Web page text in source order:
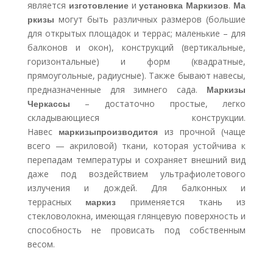
является изготовлениеиустановка Маркизов. Ма
ркизы могут быть различных размеров (большие
для открытых площадок и террас; маленькие – для
балконов и окон), конструкций (вертикальные,
горизонтальные) и форм (квадратные,
прямоугольные, радиусные). Также бывают навесы,
предназначенные для зимнего сада. Маркизы
Черкассы – достаточно простые, легко
складывающиеся конструкции.
Навес маркизыпроизводится из прочной (чаще
всего — акриловой) ткани, которая устойчива к
перепадам температуры и сохраняет внешний вид
даже под воздействием ультрафиолетового
излучения и дождей. Для балконных и
террасных маркиз применяется ткань из
стекловолокна, имеющая глянцевую поверхность и
способность не провисать под собственным
весом.